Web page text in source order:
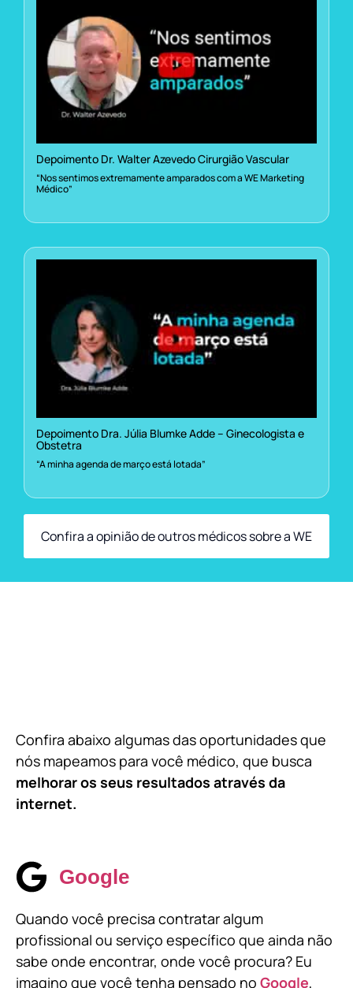
Depoimento Dr. Walter Azevedo Cirurgião Vascular
“Nos sentimos extremamente amparados com a WE Marketing
Médico”
Depoimento Dra. Júlia Blumke Adde – Ginecologista e
Obstetra
“A minha agenda de março está lotada”
Confira a opinião de outros médicos sobre a WE
Confira abaixo algumas das oportunidades que
nós mapeamos para você médico, que busca
melhorar os seus resultados através da
internet.
Google
Quando você precisa contratar algum
profissional ou serviço específico que ainda não
sabe onde encontrar, onde você procura? Eu
imagino que você tenha pensado no Google,